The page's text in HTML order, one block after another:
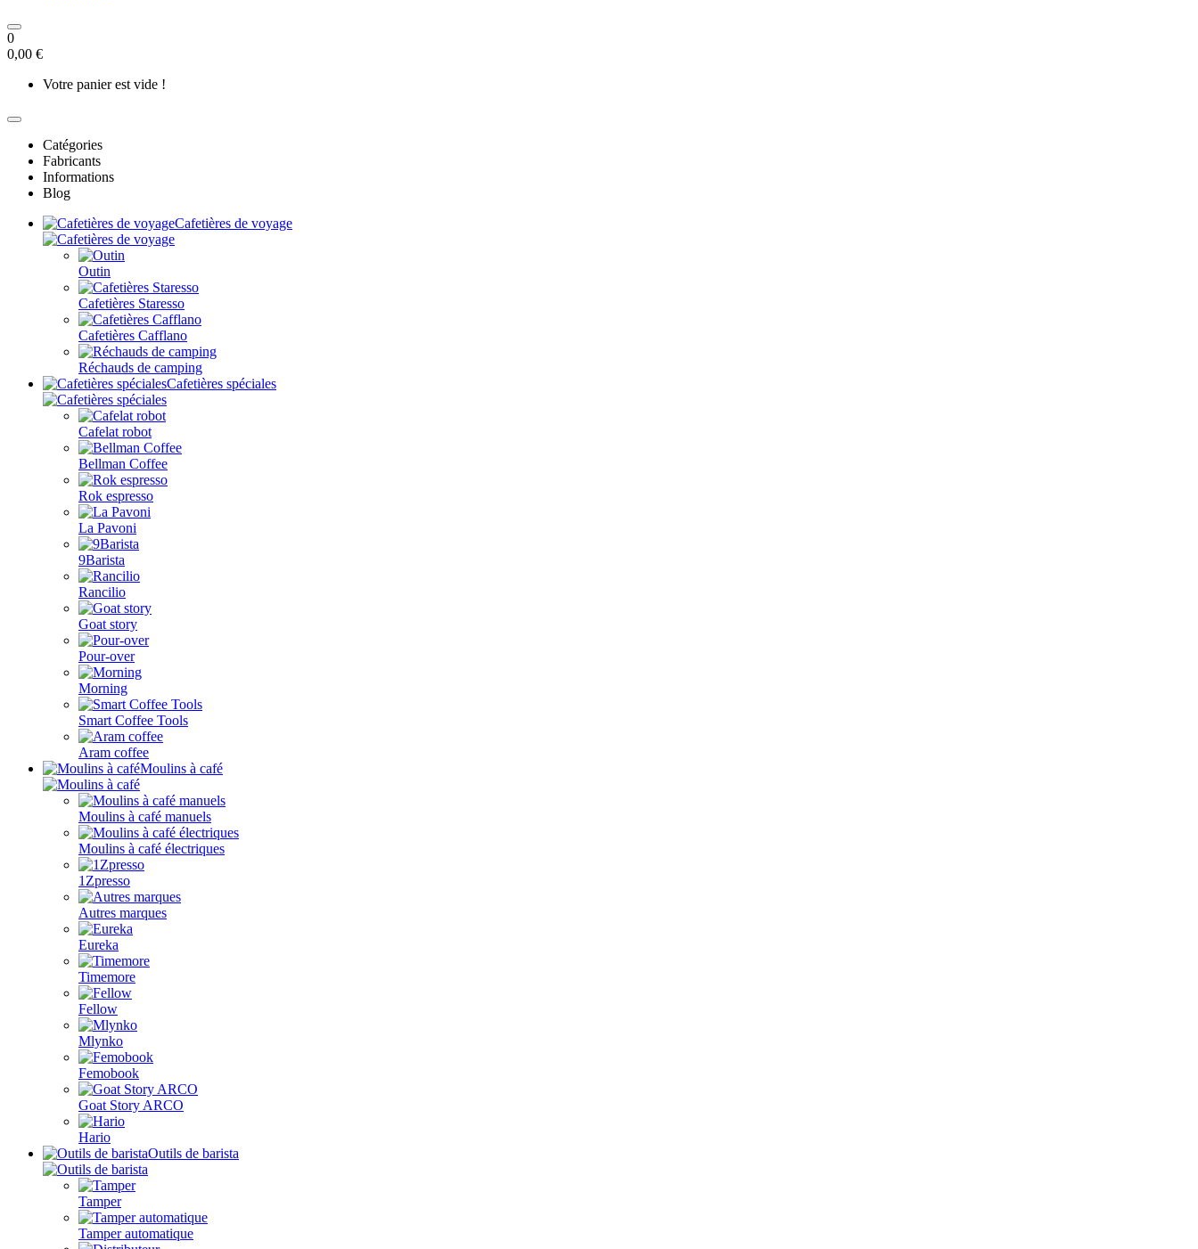
0
0,00 €
Votre panier est vide !
Catégories
Fabricants
Informations
Blog
Cafetières de voyage
Outin
Cafetières Staresso
Cafetières Cafflano
Réchauds de camping
Cafetières spéciales
Cafelat robot
Bellman Coffee
Rok espresso
La Pavoni
9Barista
Rancilio
Goat story
Pour-over
Morning
Smart Coffee Tools
Aram coffee
Moulins à café
Moulins à café manuels
Moulins à café électriques
1Zpresso
Autres marques
Eureka
Timemore
Fellow
Mlynko
Femobook
Goat Story ARCO
Hario
Outils de barista
Tamper
Tamper automatique